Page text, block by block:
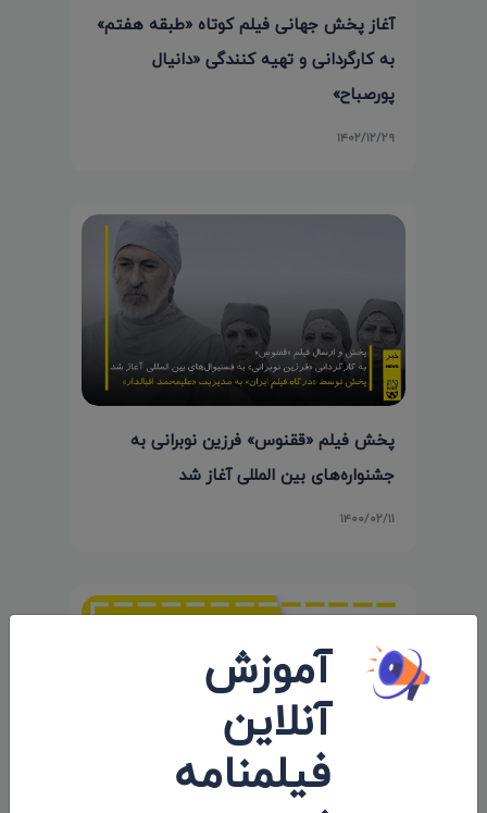
آغاز پخش جهانی فیلم کوتاه «طبقه هفتم»
به کارگردانی و تهیه کنندگی «دانیال
پورصباح»
۱۴۰۲/۱۲/۲۹
پخش فیلم «ققنوس» فرزین نوبرانی به
جشنواره‌های بین المللی آغاز شد
۱۴۰۰/۰۲/۱۱
آموزش
آنلاین
فیلمنامه